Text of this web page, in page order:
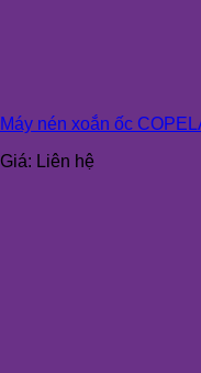
Máy nén xoắn ốc
Giá: Liên hệ